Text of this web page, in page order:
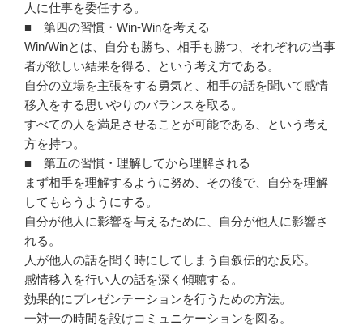
人に仕事を委任する。
■ 第四の習慣・Win-Winを考える
Win/Winとは、自分も勝ち、相手も勝つ、それぞれの当事
者が欲しい結果を得る、という考え方である。
自分の立場を主張をする勇気と、相手の話を聞いて感情
移入をする思いやりのバランスを取る。
すべての人を満足させることが可能である、という考え
方を持つ。
■ 第五の習慣・理解してから理解される
まず相手を理解するように努め、その後で、自分を理解
してもらうようにする。
自分が他人に影響を与えるために、自分が他人に影響さ
れる。
人が他人の話を聞く時にしてしまう自叙伝的な反応。
感情移入を行い人の話を深く傾聴する。
効果的にプレゼンテーションを行うための方法。
一対一の時間を設けコミュニケーションを図る。